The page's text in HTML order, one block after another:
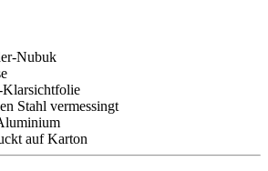
Nubuk
Klarsichtfolie
Stahl vermessingt
auf Karton